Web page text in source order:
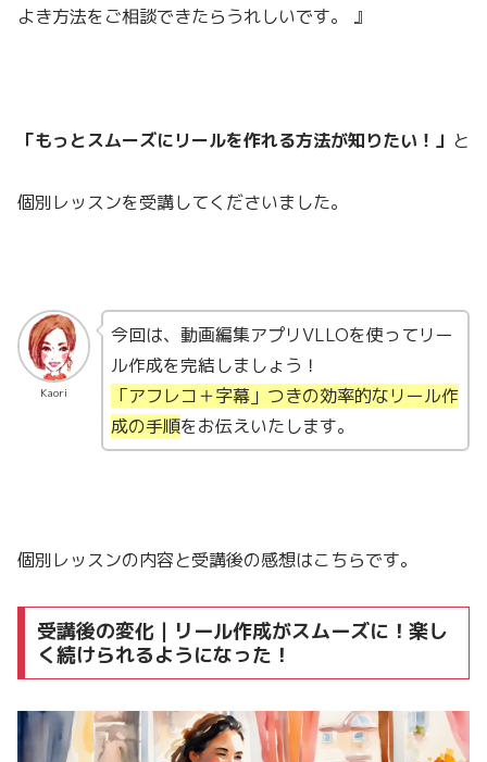
よき方法をご相談できたらうれしいです。 』
「もっとスムーズにリールを作れる方法が知りたい！」 と
個別レッスンを受講してくださいました。
Kaori
今回は、動画編集アプリVLLOを使ってリー
ル作成を完結しましょう！
「アフレコ＋字幕」つきの効率的なリール作
成の手順をお伝えいたします。
個別レッスンの内容と受講後の感想はこちらです。
受講後の変化｜リール作成がスムーズに！楽し
く続けられるようになった！